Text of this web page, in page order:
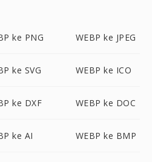
ke PNG WEBP ke JPEG
ke SVG WEBP ke ICO
ke DXF WEBP ke DOC
ke AI WEBP ke BMP